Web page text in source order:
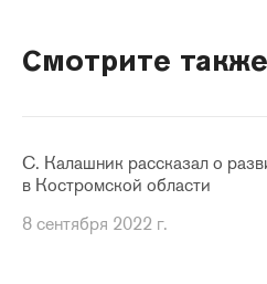
Смотрите также
С. Калашник рассказал о
в Костромской области
8 сентября 2022 г.